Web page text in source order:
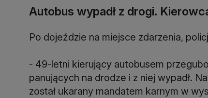
Autobus wypadł z drogi.
Po dojeździe na miejsce zdarzenia,
- 49-letni kierujący autobusem
panujących na drodze i z niej wypadł.
został ukarany mandatem karnym w